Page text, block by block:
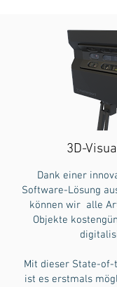
3D-
Dank einer
Software-Lösung
können wir alle
Objekte
Mit dieser State-of-
ist es erstmals